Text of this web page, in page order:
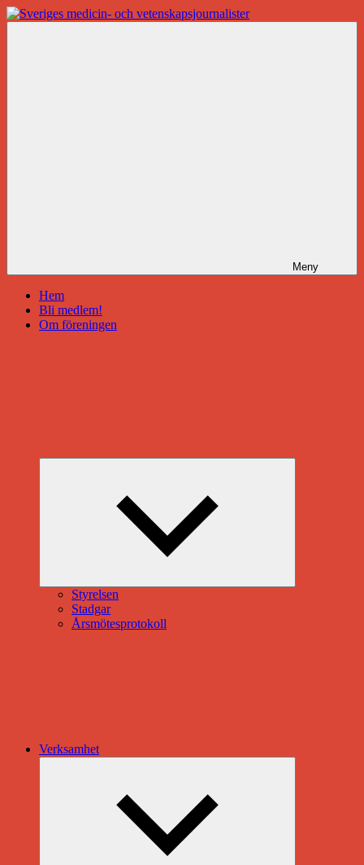
Hoppa
till
Meny
Hem
Bli medlem!
Om föreningen
Styrelsen
Stadgar
Årsmötesprotokoll
Verksamhet